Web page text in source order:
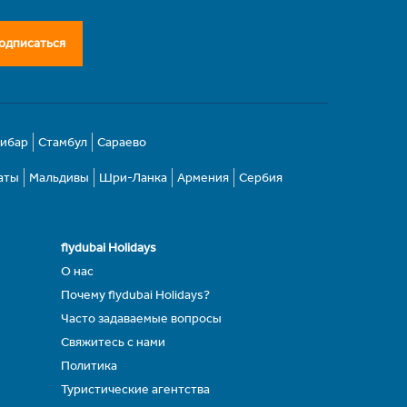
Стамбул Сараево
Мальдивы Шри-Ланка Армения Сербия
flydubai Holidays
О нас
Почему flydubai Holidays?
Часто задаваемые вопросы
Свяжитесь с нами
Политика
Туристические агентства